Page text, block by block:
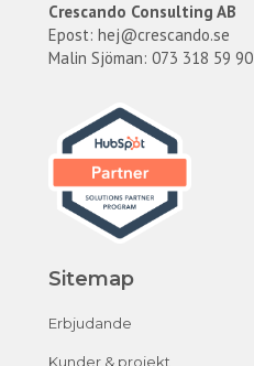
Crescando Consulting AB
Epost: hej@crescando.se
Malin Sjöman: 073 318 59 90
Sitemap
Erbjudande
Kunder & projekt